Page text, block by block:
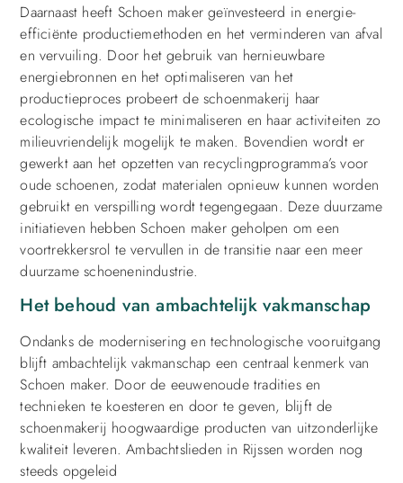
Daarnaast heeft Schoen maker geïnvesteerd in energie-
efficiënte productiemethoden en het verminderen van afval
en vervuiling. Door het gebruik van hernieuwbare
energiebronnen en het optimaliseren van het
productieproces probeert de schoenmakerij haar
ecologische impact te minimaliseren en haar activiteiten zo
milieuvriendelijk mogelijk te maken. Bovendien wordt er
gewerkt aan het opzetten van recyclingprogramma’s voor
oude schoenen, zodat materialen opnieuw kunnen worden
gebruikt en verspilling wordt tegengegaan. Deze duurzame
initiatieven hebben Schoen maker geholpen om een
voortrekkersrol te vervullen in de transitie naar een meer
duurzame schoenenindustrie.
Het behoud van ambachtelijk vakmanschap
Ondanks de modernisering en technologische vooruitgang
blijft ambachtelijk vakmanschap een centraal kenmerk van
Schoen maker. Door de eeuwenoude tradities en
technieken te koesteren en door te geven, blijft de
schoenmakerij hoogwaardige producten van uitzonderlijke
kwaliteit leveren. Ambachtslieden in Rijssen worden nog
steeds opgeleid